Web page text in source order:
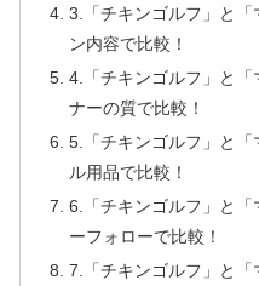
3.「チキンゴルフ」と
ン内容で比較！
4.「チキンゴルフ」と
ナーの質で比較！
5.「チキンゴルフ」と
ル用品で比較！
6.「チキンゴルフ」と
ーフォローで比較！
7.「チキンゴルフ」と